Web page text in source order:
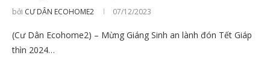
bởi CƯ DÂN ECOHOME2 07/12/2023
(Cư Dân Ecohome2) – Mừng Giáng Sinh an lành đón Tết Giáp
thìn 2024…